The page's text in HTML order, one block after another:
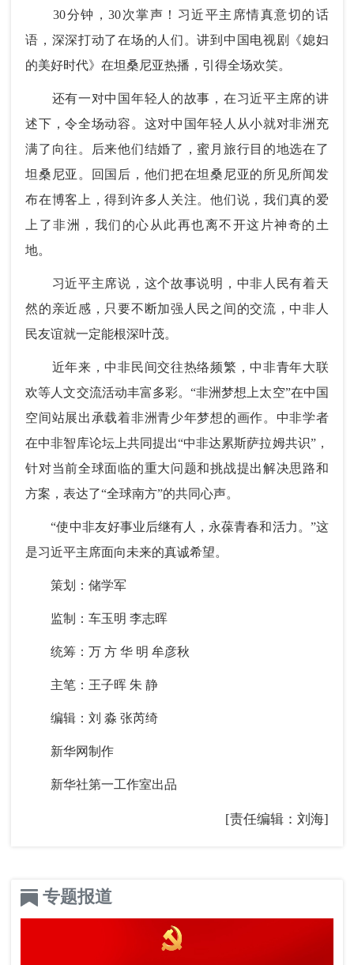
30分钟，30次掌声！习近平主席情真意切的话
语，深深打动了在场的人们。讲到中国电视剧《媳妇
的美好时代》在坦桑尼亚热播，引得全场欢笑。
还有一对中国年轻人的故事，在习近平主席的讲
述下，令全场动容。这对中国年轻人从小就对非洲充
满了向往。后来他们结婚了，蜜月旅行目的地选在了
坦桑尼亚。回国后，他们把在坦桑尼亚的所见所闻发
布在博客上，得到许多人关注。他们说，我们真的爱
上了非洲，我们的心从此再也离不开这片神奇的土
地。
习近平主席说，这个故事说明，中非人民有着天
然的亲近感，只要不断加强人民之间的交流，中非人
民友谊就一定能根深叶茂。
近年来，中非民间交往热络频繁，中非青年大联
欢等人文交流活动丰富多彩。“非洲梦想上太空”在中国
空间站展出承载着非洲青少年梦想的画作。中非学者
在中非智库论坛上共同提出“中非达累斯萨拉姆共识”，
针对当前全球面临的重大问题和挑战提出解决思路和
方案，表达了“全球南方”的共同心声。
“使中非友好事业后继有人，永葆青春和活力。”这
是习近平主席面向未来的真诚希望。
策划：储学军
监制：车玉明 李志晖
统筹：万 方 华 明 牟彦秋
主笔：王子晖 朱 静
编辑：刘 淼 张芮绮
新华网制作
新华社第一工作室出品
[责任编辑：刘海]
专题报道